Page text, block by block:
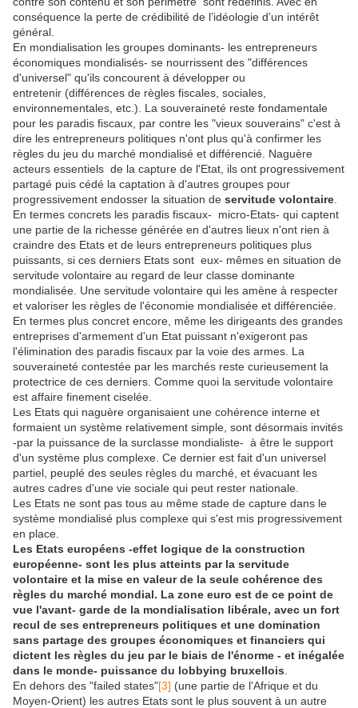
conséquence la perte de crédibilité de l’idéologie d’un intérêt
général.
En mondialisation les groupes dominants- les entrepreneurs
économiques mondialisés- se nourrissent des "différences
d'universel" qu'ils concourent à développer ou
entretenir (différences de règles fiscales, sociales,
environnementales, etc.). La souveraineté reste fondamentale
pour les paradis fiscaux, par contre les "vieux souverains" c'est à
dire les entrepreneurs politiques n'ont plus qu'à confirmer les
règles du jeu du marché mondialisé et différencié. Naguère
acteurs essentiels de la capture de l'Etat, ils ont progressivement
partagé puis cédé la captation à d'autres groupes pour
progressivement endosser la situation de servitude volontaire
En termes concrets les paradis fiscaux- micro-Etats- qui captent
une partie de la richesse générée en d'autres lieux n'ont rien à
craindre des Etats et de leurs entrepreneurs politiques plus
puissants, si ces derniers Etats sont eux- mêmes en situation de
servitude volontaire au regard de leur classe dominante
mondialisée. Une servitude volontaire qui les amène à respecter
et valoriser les règles de l'économie mondialisée et différenciée.
En termes plus concret encore, même les dirigeants des grandes
entreprises d'armement d'un Etat puissant n'exigeront pas
l'élimination des paradis fiscaux par la voie des armes. La
souveraineté contestée par les marchés reste curieusement la
protectrice de ces derniers. Comme quoi la servitude volontaire
est affaire finement ciselée.
Les Etats qui naguère organisaient une cohérence interne et
formaient un système relativement simple, sont désormais invités
-par la puissance de la surclasse mondialiste- à être le support
d'un système plus complexe. Ce dernier est fait d'un universel
partiel, peuplé des seules règles du marché, et évacuant les
autres cadres d'une vie sociale qui peut rester nationale.
Les Etats ne sont pas tous au même stade de capture dans le
système mondialisé plus complexe qui s'est mis progressivement
en place.
Les Etats européens -effet logique de la construction
européenne- sont les plus atteints par la servitude
volontaire et la mise en valeur de la seule cohérence des
règles du marché mondial. La zone euro est de ce point de
vue l'avant- garde de la mondialisation libérale, avec un fort
recul de ses entrepreneurs politiques et une domination
sans partage des groupes économiques et financiers qui
dictent les règles du jeu par le biais de l'énorme - et inégalée
dans le monde- puissance du lobbying bruxellois
En dehors des "failed states"[3] (une partie de l'Afrique et du
Moyen-Orient) les autres Etats sont le plus souvent à un autre